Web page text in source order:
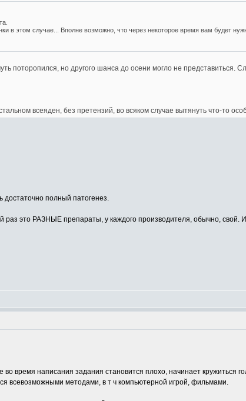
в этом случае... Вполне возможно, что через некоторое время вам будет
поторопился, но другого шанса до осени могло не представиться.
всеяден, без претензий, во всяком случае вытянуть что-то
достаточно полный патогенез.
раз это РАЗНЫЕ препараты, у каждого производителя, обычно,
время написания задания становится плохо, начинает кружиться
всевозможными методами, в т ч компьютерной игрой, фильмами.